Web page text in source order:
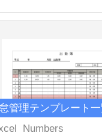
管理テンプレート
Numbers